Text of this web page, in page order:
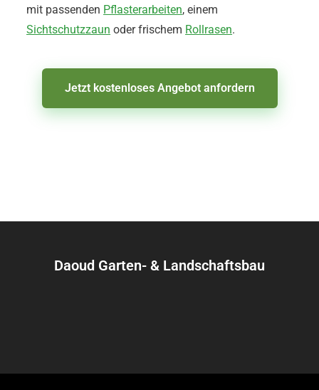
mit passenden Pflasterarbeiten, einem
Sichtschutzzaun oder frischem Rollrasen.
Jetzt kostenloses Angebot anfordern
Daoud Garten- & Landschaftsbau